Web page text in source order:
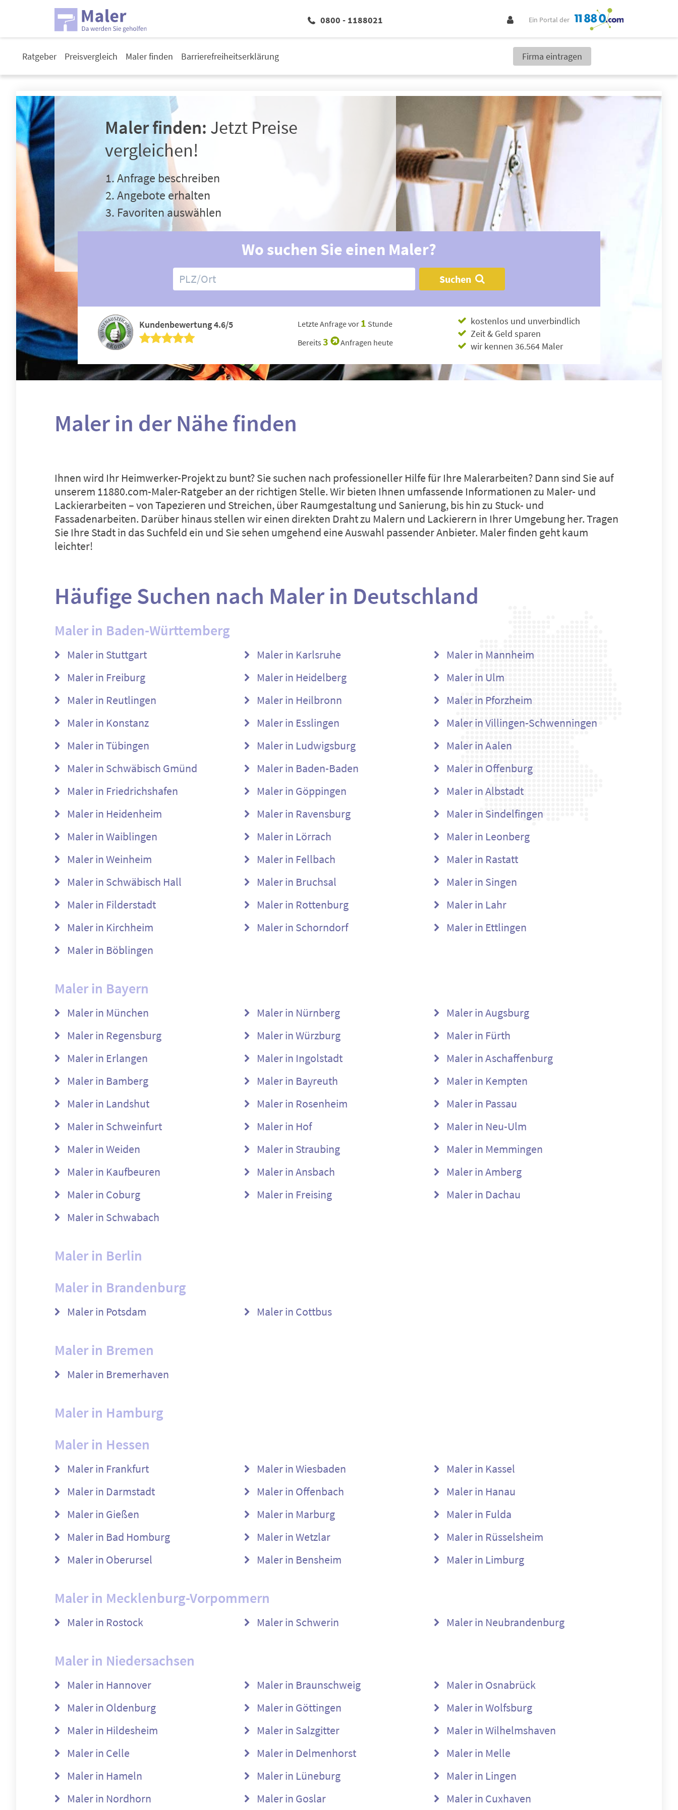
0800 - 1188021 Ein Portal der
Ratgeber Preisvergleich Maler finden Barrierefreiheitserklärung Firma eintragen
Maler finden: Jetzt Preise
vergleichen!
Anfrage beschreiben
Angebote erhalten
Favoriten auswählen
Wo suchen Sie einen Maler?
Suchen
Kundenbewertung 4.6/5 Letzte Anfrage vor 1 Stunde
Bereits 3 Anfragen heute
kostenlos und unverbindlich
Zeit & Geld sparen
wir kennen 36.564 Maler
Maler in der Nähe finden
Ihnen wird Ihr Heimwerker-Projekt zu bunt? Sie suchen nach professioneller Hilfe für Ihre Malerarbeiten? Dann sind Sie auf
unserem 11880.com-Maler-Ratgeber an der richtigen Stelle. Wir bieten Ihnen umfassende Informationen zu Maler- und
Lackierarbeiten – von Tapezieren und Streichen, über Raumgestaltung und Sanierung, bis hin zu Stuck- und
Fassadenarbeiten. Darüber hinaus stellen wir einen direkten Draht zu Malern und Lackierern in Ihrer Umgebung her. Tragen
Sie Ihre Stadt in das Suchfeld ein und Sie sehen umgehend eine Auswahl passender Anbieter. Maler finden geht kaum
leichter!
Häufige Suchen nach Maler in Deutschland
Maler in Baden-Württemberg
Maler in Stuttgart Maler in Karlsruhe
Maler in Mannheim
Maler in Freiburg
Maler in Heidelberg
Maler in Ulm
Maler in Reutlingen
Maler in Heilbronn
Maler in Pforzheim
Maler in Konstanz
Maler in Esslingen
Maler in Villingen-Schwenningen
Maler in Tübingen
Maler in Ludwigsburg
Maler in Aalen
Maler in Schwäbisch Gmünd
Maler in Baden-Baden
Maler in Offenburg
Maler in Friedrichshafen
Maler in Göppingen
Maler in Albstadt
Maler in Heidenheim
Maler in Ravensburg
Maler in Sindelfingen
Maler in Waiblingen
Maler in Lörrach
Maler in Leonberg
Maler in Weinheim
Maler in Fellbach
Maler in Rastatt
Maler in Schwäbisch Hall
Maler in Bruchsal
Maler in Singen
Maler in Filderstadt
Maler in Rottenburg
Maler in Lahr
Maler in Kirchheim
Maler in Schorndorf
Maler in Ettlingen
Maler in Böblingen
Maler in Bayern
Maler in München Maler in Nürnberg
Maler in Augsburg
Maler in Regensburg
Maler in Würzburg
Maler in Fürth
Maler in Erlangen
Maler in Ingolstadt
Maler in Aschaffenburg
Maler in Bamberg
Maler in Bayreuth
Maler in Kempten
Maler in Landshut
Maler in Rosenheim
Maler in Passau
Maler in Schweinfurt
Maler in Hof
Maler in Neu-Ulm
Maler in Weiden
Maler in Straubing
Maler in Memmingen
Maler in Kaufbeuren
Maler in Ansbach
Maler in Amberg
Maler in Coburg
Maler in Freising
Maler in Dachau
Maler in Schwabach
Maler in Berlin
Maler in Brandenburg
Maler in Potsdam Maler in Cottbus
Maler in Bremen
Maler in Bremerhaven
Maler in Hamburg
Maler in Hessen
Maler in Frankfurt Maler in Wiesbaden
Maler in Kassel
Maler in Darmstadt
Maler in Offenbach
Maler in Hanau
Maler in Gießen
Maler in Marburg
Maler in Fulda
Maler in Bad Homburg
Maler in Wetzlar
Maler in Rüsselsheim
Maler in Oberursel
Maler in Bensheim Maler in Limburg
Maler in Mecklenburg-Vorpommern
Maler in Rostock Maler in Schwerin Maler in Neubrandenburg
Maler in Niedersachsen
Maler in Hannover Maler in Braunschweig
Maler in Osnabrück
Maler in Oldenburg
Maler in Göttingen
Maler in Wolfsburg
Maler in Hildesheim
Maler in Salzgitter
Maler in Wilhelmshaven
Maler in Celle
Maler in Delmenhorst
Maler in Melle
Maler in Hameln
Maler in Lüneburg
Maler in Lingen
Maler in Nordhorn
Maler in Goslar Maler in Cuxhaven